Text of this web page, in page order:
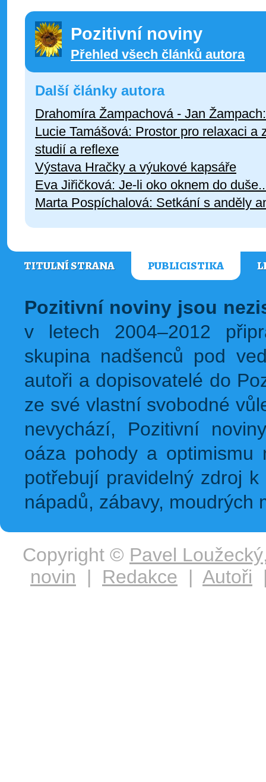
Pozitivní noviny
Přehled všech článků autora
Další články autora
Drahomíra Žampachová - Jan
Lucie Tamášová: Prostor pro relaxaci a
studií a reflexe
Výstava Hračky a výukové kapsáře
Eva Jiřičková: Je-li oko oknem do
Marta Pospíchalová: Setkání s anděly
TITULNÍ STRANA PUBLICISTIKA
Pozitivní noviny jsou
v letech 2004–2012
skupina nadšenců pod
autoři a dopisovatelé do
ze své vlastní svobodné
nevychází, Pozitivní
oáza pohody a
potřebují pravidelný zdroj
nápadů, zábavy, moudrých
Copyright © Pavel Loužecký
novin | Redakce | Autoři